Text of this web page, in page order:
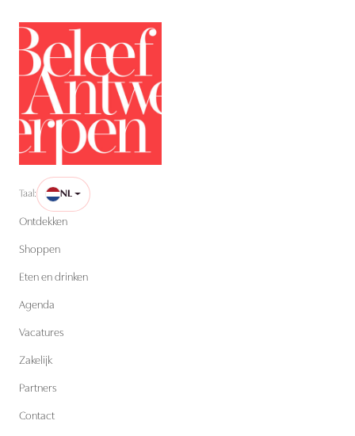
Taal: NL
Ontdekken
Shoppen
Eten en drinken
Agenda
Vacatures
Zakelijk
Partners
Contact